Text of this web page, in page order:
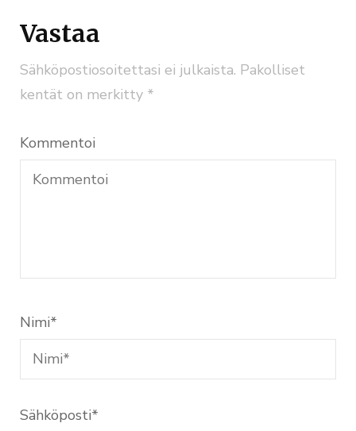
Vastaa
Sähköpostiosoitettasi ei julkaista. Pakolliset
kentät on merkitty *
Kommentoi
Nimi*
Sähköposti*